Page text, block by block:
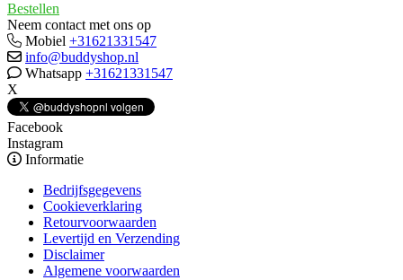
Bestellen
Neem contact met ons op
Mobiel +31621331547
info@buddyshop.nl
Whatsapp +31621331547
X
Facebook
Instagram
Informatie
Bedrijfsgegevens
Cookieverklaring
Retourvoorwaarden
Levertijd en Verzending
Disclaimer
Algemene voorwaarden